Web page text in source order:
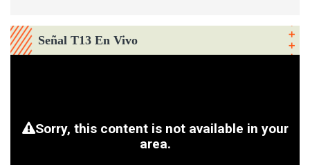
Señal T13 En Vivo